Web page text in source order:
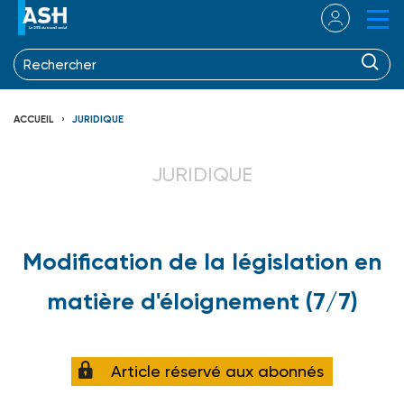
ACCUEIL JURIDIQUE
JURIDIQUE
Modification de la législation en
matière d'éloignement (7/7)
Article réservé aux abonnés